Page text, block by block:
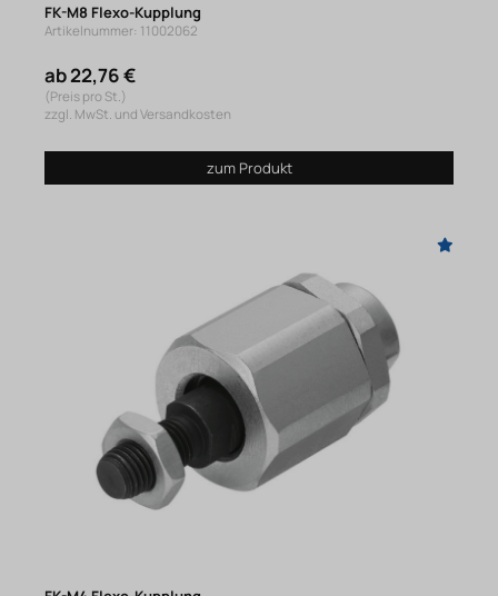
FK-M8 Flexo-Kupplung
Artikelnummer: 11002062
ab 22,76 €
(Preis pro St.)
zzgl. MwSt. und Versandkosten
zum Produkt